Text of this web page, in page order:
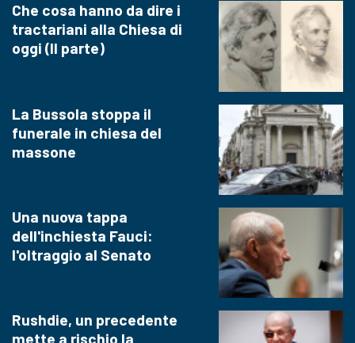
Che cosa hanno da dire i
tractariani alla Chiesa di
oggi (II parte)
La Bussola stoppa il
funerale in chiesa del
massone
Una nuova tappa
dell'inchiesta Fauci:
l'oltraggio al Senato
Rushdie, un precedente
mette a rischio la